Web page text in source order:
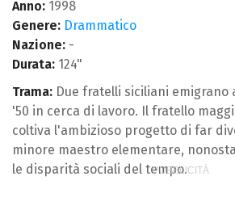
Anno: 1998
Genere: Drammatico
Nazione: -
Durata: 124"
Trama: Due fratelli siciliani emigrano
'50 in cerca di lavoro. Il fratello
coltiva l'ambizioso progetto di far
minore maestro elementare,
le disparità sociali del tempo.